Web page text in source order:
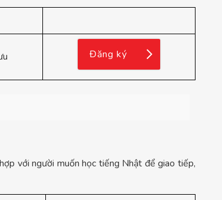
Đăng ký
với người muốn học tiếng Nhật để giao tiếp,